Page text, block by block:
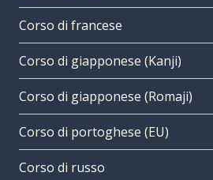
Corso di francese
Corso di giapponese (Kanji)
Corso di giapponese (Romaji)
Corso di portoghese (EU)
Corso di russo